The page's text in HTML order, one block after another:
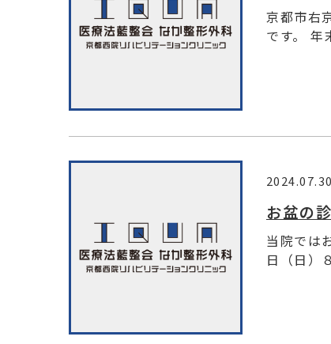
京都市右
です。 年
2024.07.30
お盆の
当院では
日（日）